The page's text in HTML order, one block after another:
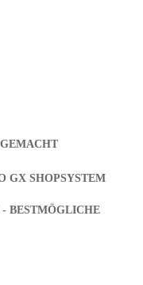
GX SHOPSYSTEM
BESTMÖGLICHE